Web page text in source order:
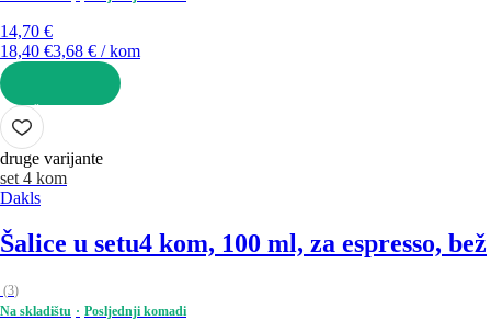
14,70 €
18,40 €3,68 € / kom
U KOŠARICU
druge varijante
set 4 kom
Dakls
Šalice u setu4 kom, 100 ml, za espresso, bež
(3)
Na skladištu
Posljednji komadi